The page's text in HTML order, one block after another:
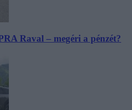
Raval – megéri a pénzét?